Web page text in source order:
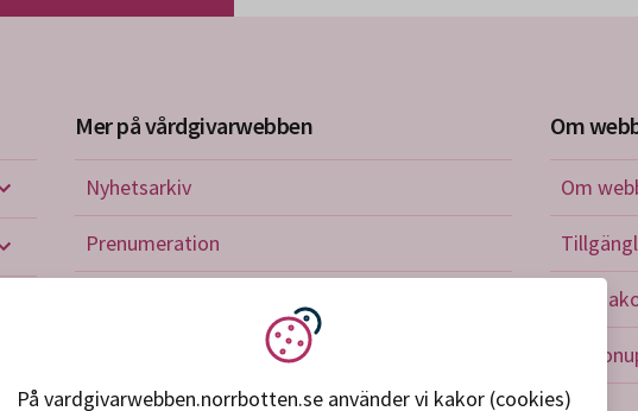
Vårdriktlinjer
Mer på vårdgivarwebben
Nyhetsarkiv
Prenumeration
Om
Om
Om
Vi använder kakor
På vardgivarwebben.norrbotten.se använder vi kakor (cookies)